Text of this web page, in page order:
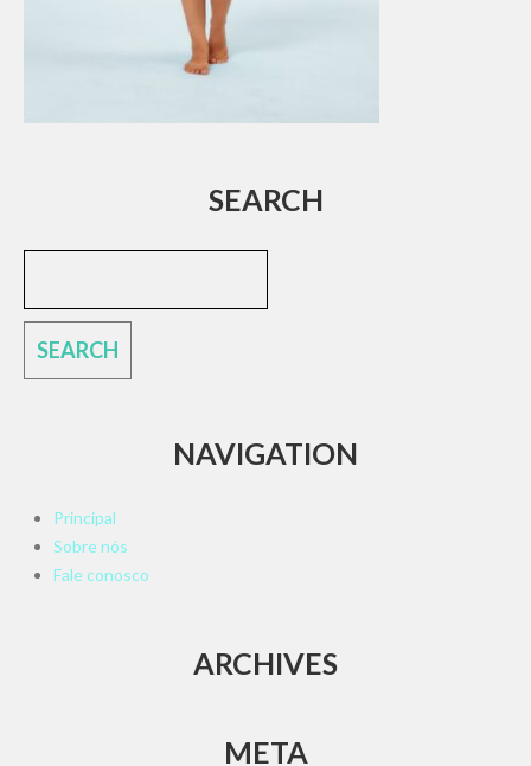
SEARCH
NAVIGATION
Principal
Sobre nós
Fale conosco
ARCHIVES
META